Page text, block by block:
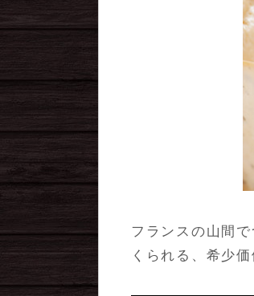
フランスの山間
くられる、希少